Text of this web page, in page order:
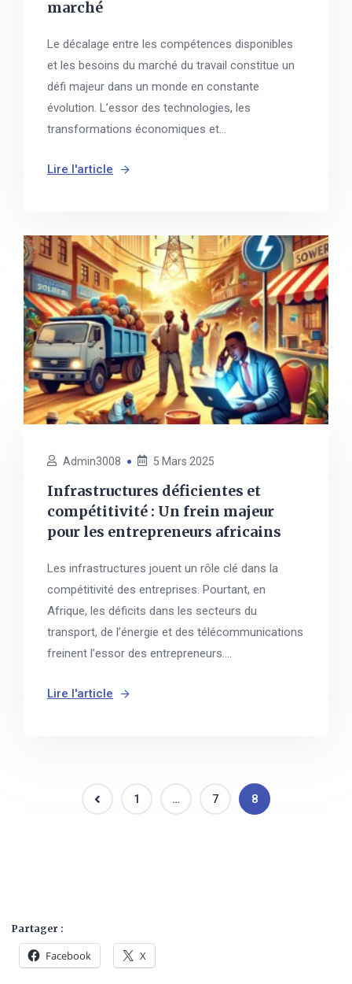
marché
Le décalage entre les compétences disponibles
et les besoins du marché du travail constitue un
défi majeur dans un monde en constante
évolution. L’essor des technologies, les
transformations économiques et...
Lire l'article
Admin3008 5 Mars 2025
Infrastructures déficientes et
compétitivité : Un frein majeur
pour les entrepreneurs africains
Les infrastructures jouent un rôle clé dans la
compétitivité des entreprises. Pourtant, en
Afrique, les déficits dans les secteurs du
transport, de l’énergie et des télécommunications
freinent l’essor des entrepreneurs....
Lire l'article
1 … 7 8
Partager :
Facebook X